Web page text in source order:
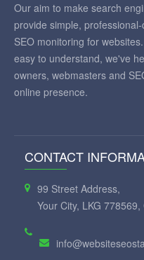
Our aim to make search
provide simple,
SEO monitoring for
easy to understand, we've
owners, webmasters and
online presence.
CONTACT
99 Street Address,
Your City, LKG